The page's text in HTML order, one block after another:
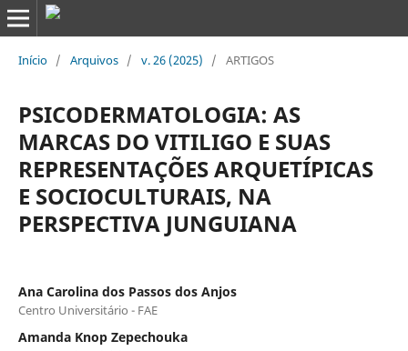
Início / Arquivos / v. 26 (2025) / ARTIGOS
PSICODERMATOLOGIA: AS
MARCAS DO VITILIGO E SUAS
REPRESENTAÇÕES ARQUETÍPICAS
E SOCIOCULTURAIS, NA
PERSPECTIVA JUNGUIANA
Ana Carolina dos Passos dos Anjos
Centro Universitário - FAE
Amanda Knop Zepechouka